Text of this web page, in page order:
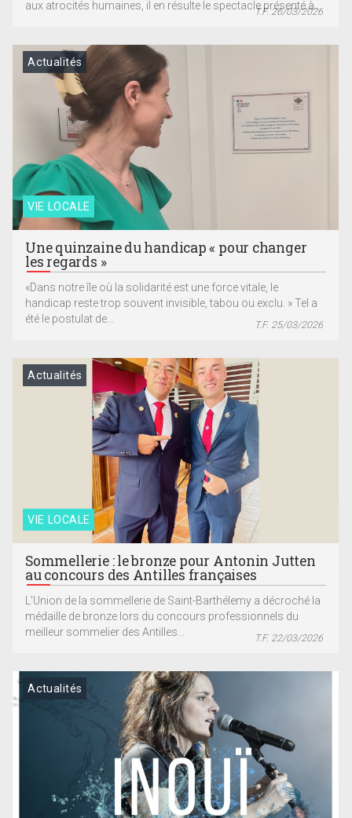
aux atrocités humaines, il en résulte le spectacle présenté à...
T.F. 26/03/2026
VIE LOCALE
Actualités
Une quinzaine du handicap « pour changer
les regards »
«Dans notre île où la solidarité est une force vitale, le
handicap reste trop souvent invisible, tabou ou exclu. » Tel a
été le postulat de...
T.F. 25/03/2026
VIE LOCALE
Actualités
Sommellerie : le bronze pour Antonin Jutten
au concours des Antilles françaises
L’Union de la sommellerie de Saint-Barthélemy a décroché la
médaille de bronze lors du concours professionnels du
meilleur sommelier des Antilles...
T.F. 22/03/2026
Actualités